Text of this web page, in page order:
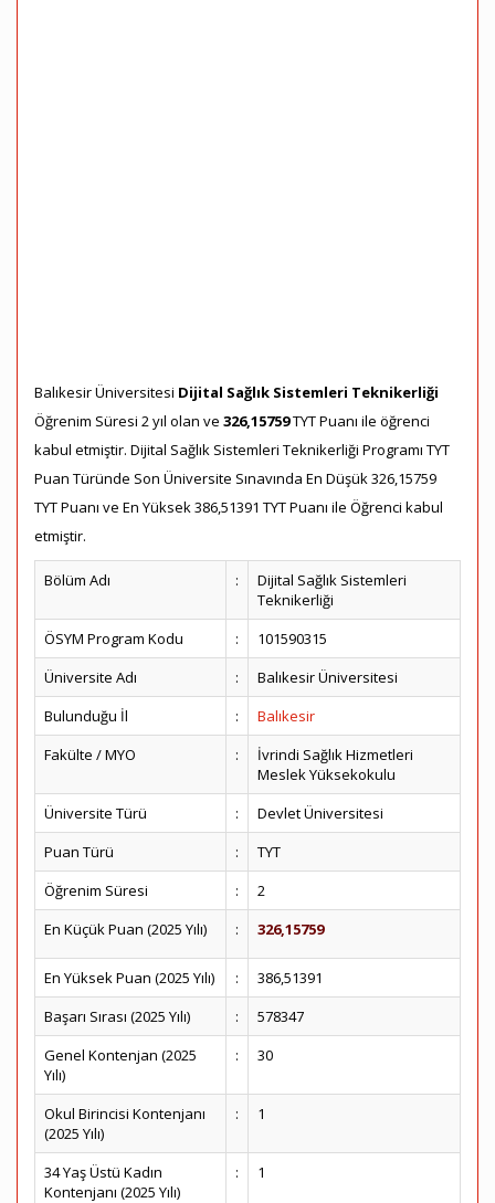
Balıkesir Üniversitesi Dijital Sağlık Sistemleri Teknikerliği
Öğrenim Süresi 2 yıl olan ve 326,15759TYT Puanı ile öğrenci
kabul etmiştir. Dijital Sağlık Sistemleri Teknikerliği Programı TYT
Puan Türünde Son Üniversite Sınavında En Düşük 326,15759
TYT Puanı ve En Yüksek 386,51391 TYT Puanı ile Öğrenci kabul
etmiştir.
Bölüm Adı :
Dijital Sağlık Sistemleri
Teknikerliği
ÖSYM Program Kodu
:
101590315
Üniversite Adı
:
Balıkesir Üniversitesi
Bulunduğu İl
:
Balıkesir
Fakülte / MYO
:
İvrindi Sağlık Hizmetleri
Meslek Yüksekokulu
Üniversite Türü
:
Devlet Üniversitesi
Puan Türü
:
TYT
Öğrenim Süresi
:
2
En Küçük Puan (2025 Yılı)
: 326,15759
En Yüksek Puan (2025 Yılı) :
386,51391
Başarı Sırası (2025 Yılı)
:
578347
Genel Kontenjan (2025
Yılı)
: 30
Okul Birincisi Kontenjanı
(2025 Yılı)
: 1
34 Yaş Üstü Kadın
Kontenjanı (2025 Yılı)
: 1